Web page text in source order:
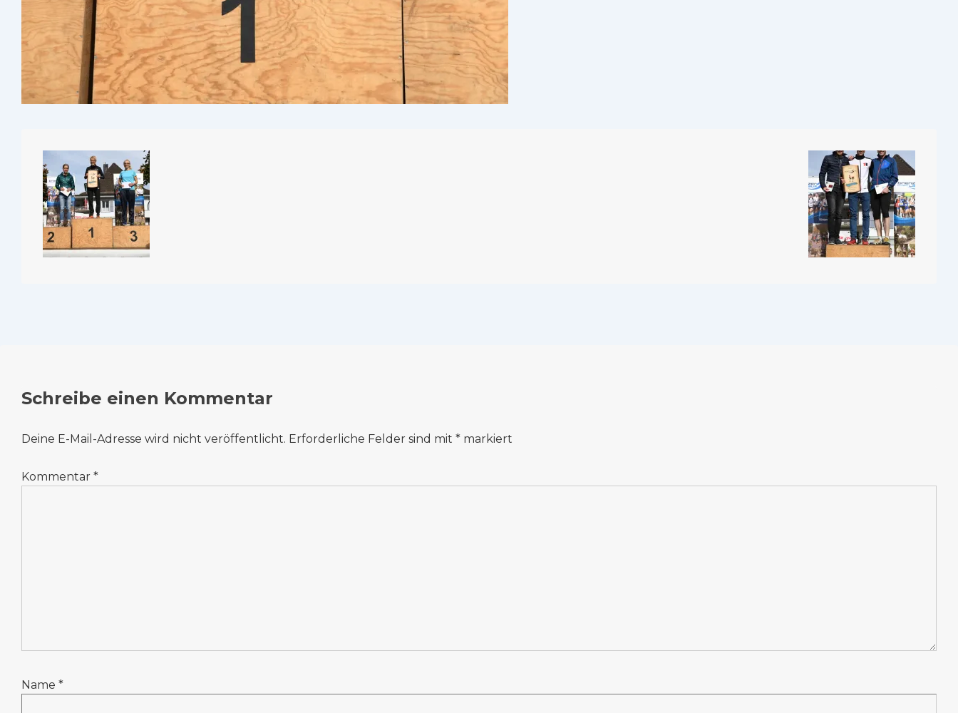
Schreibe einen Kommentar
Deine E-Mail-Adresse wird nicht veröffentlicht. Erforderliche Felder sind mit * markiert
Kommentar *
Name *